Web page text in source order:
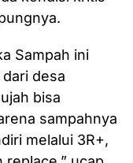
Sampah ini
desa
bisa
sampahnya
melalui 3R+,